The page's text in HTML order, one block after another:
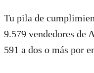
Tu pila de
9.579 vendedores de
591 a dos o más por